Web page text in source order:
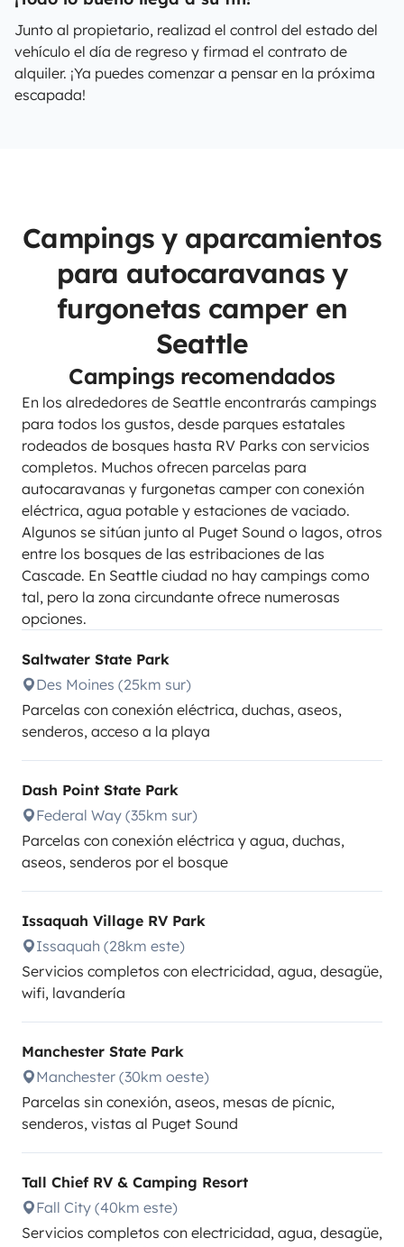
Junto al propietario, realizad el control del estado del
vehículo el día de regreso y firmad el contrato de
alquiler. ¡Ya puedes comenzar a pensar en la próxima
escapada!
Campings y aparcamientos
para autocaravanas y
furgonetas camper en
Seattle
Campings recomendados
En los alrededores de Seattle encontrarás campings
para todos los gustos, desde parques estatales
rodeados de bosques hasta RV Parks con servicios
completos. Muchos ofrecen parcelas para
autocaravanas y furgonetas camper con conexión
eléctrica, agua potable y estaciones de vaciado.
Algunos se sitúan junto al Puget Sound o lagos, otros
entre los bosques de las estribaciones de las
Cascade. En Seattle ciudad no hay campings como
tal, pero la zona circundante ofrece numerosas
opciones.
Saltwater State Park
Des Moines (25km sur)
Parcelas con conexión eléctrica, duchas, aseos,
senderos, acceso a la playa
Dash Point State Park
Federal Way (35km sur)
Parcelas con conexión eléctrica y agua, duchas,
aseos, senderos por el bosque
Issaquah Village RV Park
Issaquah (28km este)
Servicios completos con electricidad, agua, desagüe,
wifi, lavandería
Manchester State Park
Manchester (30km oeste)
Parcelas sin conexión, aseos, mesas de pícnic,
senderos, vistas al Puget Sound
Tall Chief RV & Camping Resort
Fall City (40km este)
Servicios completos con electricidad, agua, desagüe,